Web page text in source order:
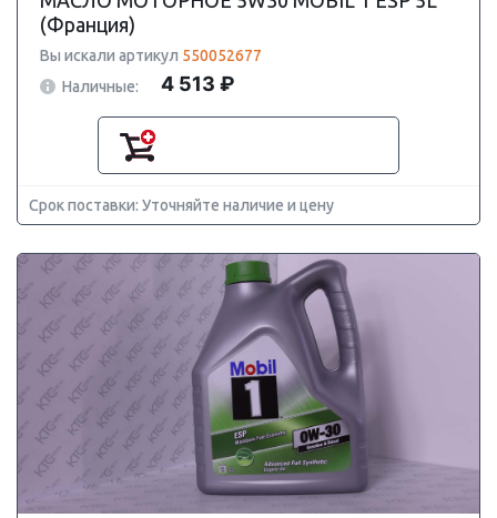
(Франция)
Вы искали артикул 550052677
Наличные:
4 513 ₽
Срок поставки: Уточняйте наличие и цену